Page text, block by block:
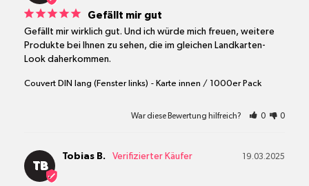
Gefällt mir gut
Gefällt mir wirklich gut. Und ich würde mich freuen, weitere
Produkte bei Ihnen zu sehen, die im gleichen Landkarten-
Look daherkommen.
Couvert DIN lang (Fenster links) Karte innen / 1000er Pack
War diese Bewertung hilfreich? 0 0
TB
19.03.2025
Tobias B.